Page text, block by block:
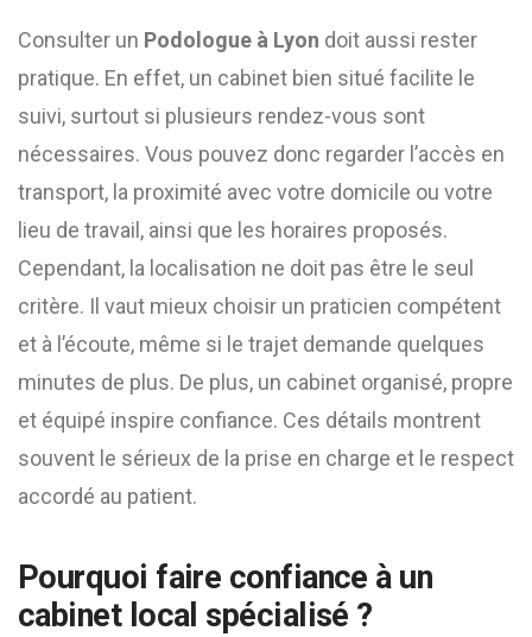
Consulter un Podologue à Lyon doit aussi rester
pratique. En effet, un cabinet bien situé facilite le
suivi, surtout si plusieurs rendez-vous sont
nécessaires. Vous pouvez donc regarder l’accès en
transport, la proximité avec votre domicile ou votre
lieu de travail, ainsi que les horaires proposés.
Cependant, la localisation ne doit pas être le seul
critère. Il vaut mieux choisir un praticien compétent
et à l’écoute, même si le trajet demande quelques
minutes de plus. De plus, un cabinet organisé, propre
et équipé inspire confiance. Ces détails montrent
souvent le sérieux de la prise en charge et le respect
accordé au patient.
Pourquoi faire confiance à un
cabinet local spécialisé ?